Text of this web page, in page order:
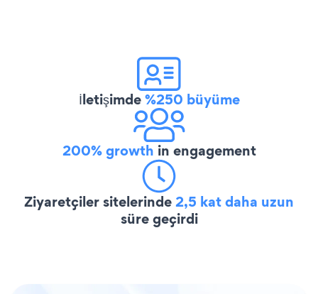
İletişimde%250 büyüme
200% growth in engagement
Ziyaretçiler sitelerinde2,5 kat daha uzun
süre geçirdi